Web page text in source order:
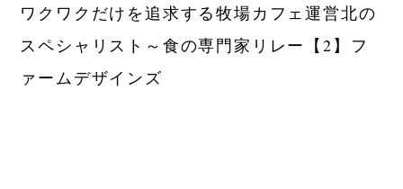
ワクワクだけを追求する牧場カフェ運営北の
スペシャリスト～食の専門家リレー【2】フ
ァームデザインズ